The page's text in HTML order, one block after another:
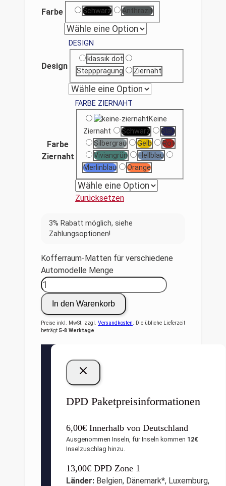
Farbe
Schwarz
Anthrazit
Design
DESIGN
klassik dot
Steppprägung
Ziernaht
Farbe
Ziernaht
FARBE ZIERNAHT
Keine
Ziernaht
Schwarz
Blau
Silbergrau
Gelb
Rot
Viviangrün
Hellblau
Merlinblau
Orange
Zurücksetzen
Kofferraum-Matten für verschiedene
Automodelle Menge
In den Warenkorb
Preise inkl. MwSt. zzgl. Versandkosten. Die übliche Lieferzeit
beträgt 5-8 Werktage.
DPD Paketpreisinformationen
6,00€ Innerhalb von Deutschland
Ausgenommen Inseln, für Inseln kommen 12€
Inselzuschlag hinzu.
13,00€ DPD Zone 1
Länder: Belgien, Dänemark*, Luxemburg,